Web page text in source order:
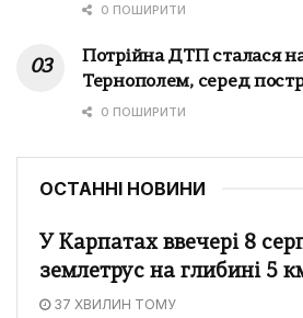
0 ПОШИРИТИ
Потрійна ДТП сталася на
Тернополем, серед
0 ПОШИРИТИ
ОСТАННІ НОВИНИ
У Карпатах ввечері 8
землетрус на глибині 5
37 ХВИЛИН ТОМУ